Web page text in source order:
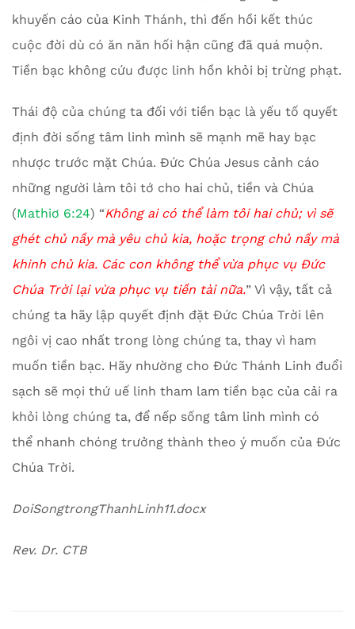
khuyến cáo của Kinh Thánh, thì đến hồi kết thúc
cuộc đời dù có ăn năn hối hận cũng đã quá muộn.
Tiền bạc không cứu được linh hồn khỏi bị trừng phạt.
Thái độ của chúng ta đối với tiền bạc là yếu tố quyết
định đời sống tâm linh mình sẽ mạnh mẽ hay bạc
nhược trước mặt Chúa. Đức Chúa Jesus cảnh cáo
những người làm tôi tớ cho hai chủ, tiền và Chúa
(Mathiơ 6:24) “Không ai có thể làm tôi hai chủ; vì sẽ
ghét chủ nầy mà yêu chủ kia, hoặc trọng chủ nầy mà
khinh chủ kia. Các con không thể vừa phục vụ Đức
Chúa Trời lại vừa phục vụ tiền tài nữa.” Vì vậy, tất cả
chúng ta hãy lập quyết định đặt Đức Chúa Trời lên
ngôi vị cao nhất trong lòng chúng ta, thay vì ham
muốn tiền bạc. Hãy nhường cho Đức Thánh Linh đuổi
sạch sẽ mọi thứ uế linh tham lam tiền bạc của cải ra
khỏi lòng chúng ta, để nếp sống tâm linh mình có
thể nhanh chóng trưởng thành theo ý muốn của Đức
Chúa Trời.
DoiSongtrongThanhLinh11.docx
Rev. Dr. CTB